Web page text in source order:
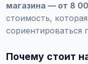
магазина — от 8
стоимость,
сориентироваться
Почему стоит